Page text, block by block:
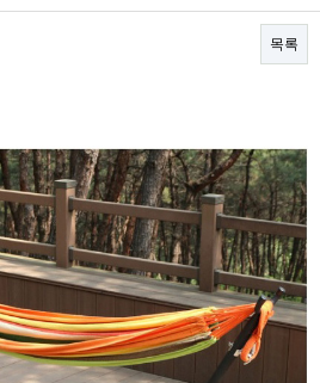
목록